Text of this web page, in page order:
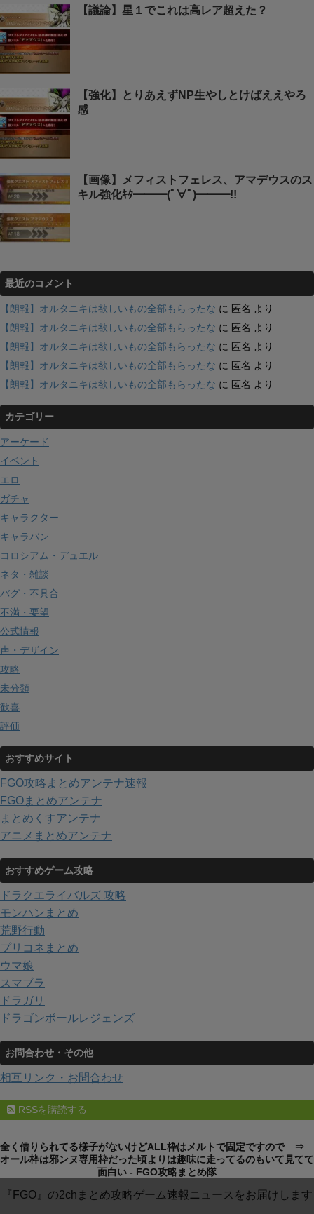
【議論】星１でこれは高レア超えた？
【強化】とりあえずNP生やしとけばええやろ
感
【画像】メフィストフェレス、アマデウスのス
キル強化ｷﾀ━━━(ﾟ∀ﾟ)━━━!!
最近のコメント
【朗報】オルタニキは欲しいもの全部もらったな に 匿名 より
【朗報】オルタニキは欲しいもの全部もらったな に 匿名 より
【朗報】オルタニキは欲しいもの全部もらったな に 匿名 より
【朗報】オルタニキは欲しいもの全部もらったな に 匿名 より
【朗報】オルタニキは欲しいもの全部もらったな に 匿名 より
カテゴリー
アーケード
イベント
エロ
ガチャ
キャラクター
キャラバン
コロシアム・デュエル
ネタ・雑談
バグ・不具合
不満・要望
公式情報
声・デザイン
攻略
未分類
歓喜
評価
おすすめサイト
FGO攻略まとめアンテナ速報
FGOまとめアンテナ
まとめくすアンテナ
アニメまとめアンテナ
おすすめゲーム攻略
ドラクエライバルズ 攻略
モンハンまとめ
荒野行動
プリコネまとめ
ウマ娘
スマブラ
ドラガリ
ドラゴンボールレジェンズ
お問合わせ・その他
相互リンク・お問合わせ
RSSを購読する
全く借りられてる様子がないけどALL枠はメルトで固定ですので ⇒
オール枠は邪ンヌ専用枠だった頃よりは趣味に走ってるのもいて見てて
面白い - FGO攻略まとめ隊
『FGO』の2chまとめ攻略ゲーム速報ニュースをお届けします